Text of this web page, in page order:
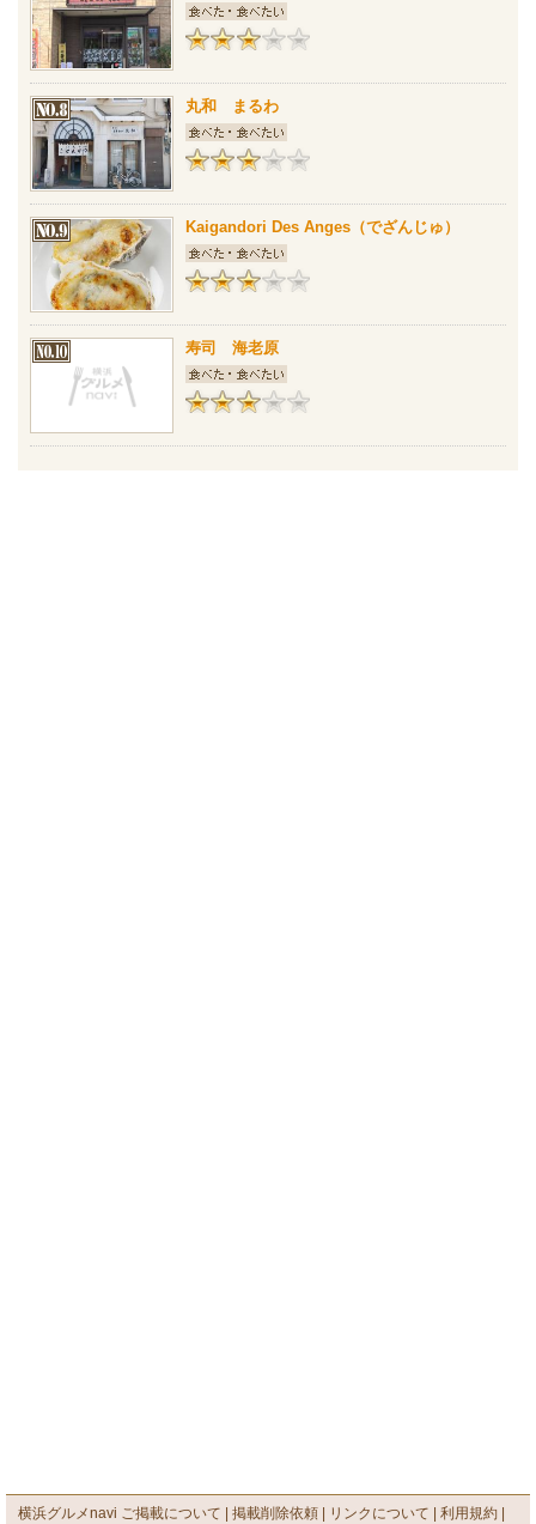
丸和 まるわ
Kaigandori Des Anges（でざんじゅ）
寿司 海老原
横浜グルメnavi ご掲載について 掲載削除依頼 リンクについて 利用規約